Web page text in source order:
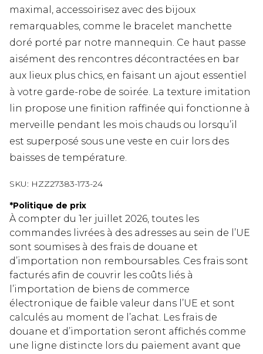
maximal, accessoirisez avec des bijoux
remarquables, comme le bracelet manchette
doré porté par notre mannequin. Ce haut passe
aisément des rencontres décontractées en bar
aux lieux plus chics, en faisant un ajout essentiel
à votre garde-robe de soirée. La texture imitation
lin propose une finition raffinée qui fonctionne à
merveille pendant les mois chauds ou lorsqu’il
est superposé sous une veste en cuir lors des
baisses de température.
SKU: HZZ27383-173-24
*Politique de prix
À compter du 1er juillet 2026, toutes les
commandes livrées à des adresses au sein de l’UE
sont soumises à des frais de douane et
d’importation non remboursables. Ces frais sont
facturés afin de couvrir les coûts liés à
l’importation de biens de commerce
électronique de faible valeur dans l’UE et sont
calculés au moment de l’achat. Les frais de
douane et d’importation seront affichés comme
une ligne distincte lors du paiement avant que